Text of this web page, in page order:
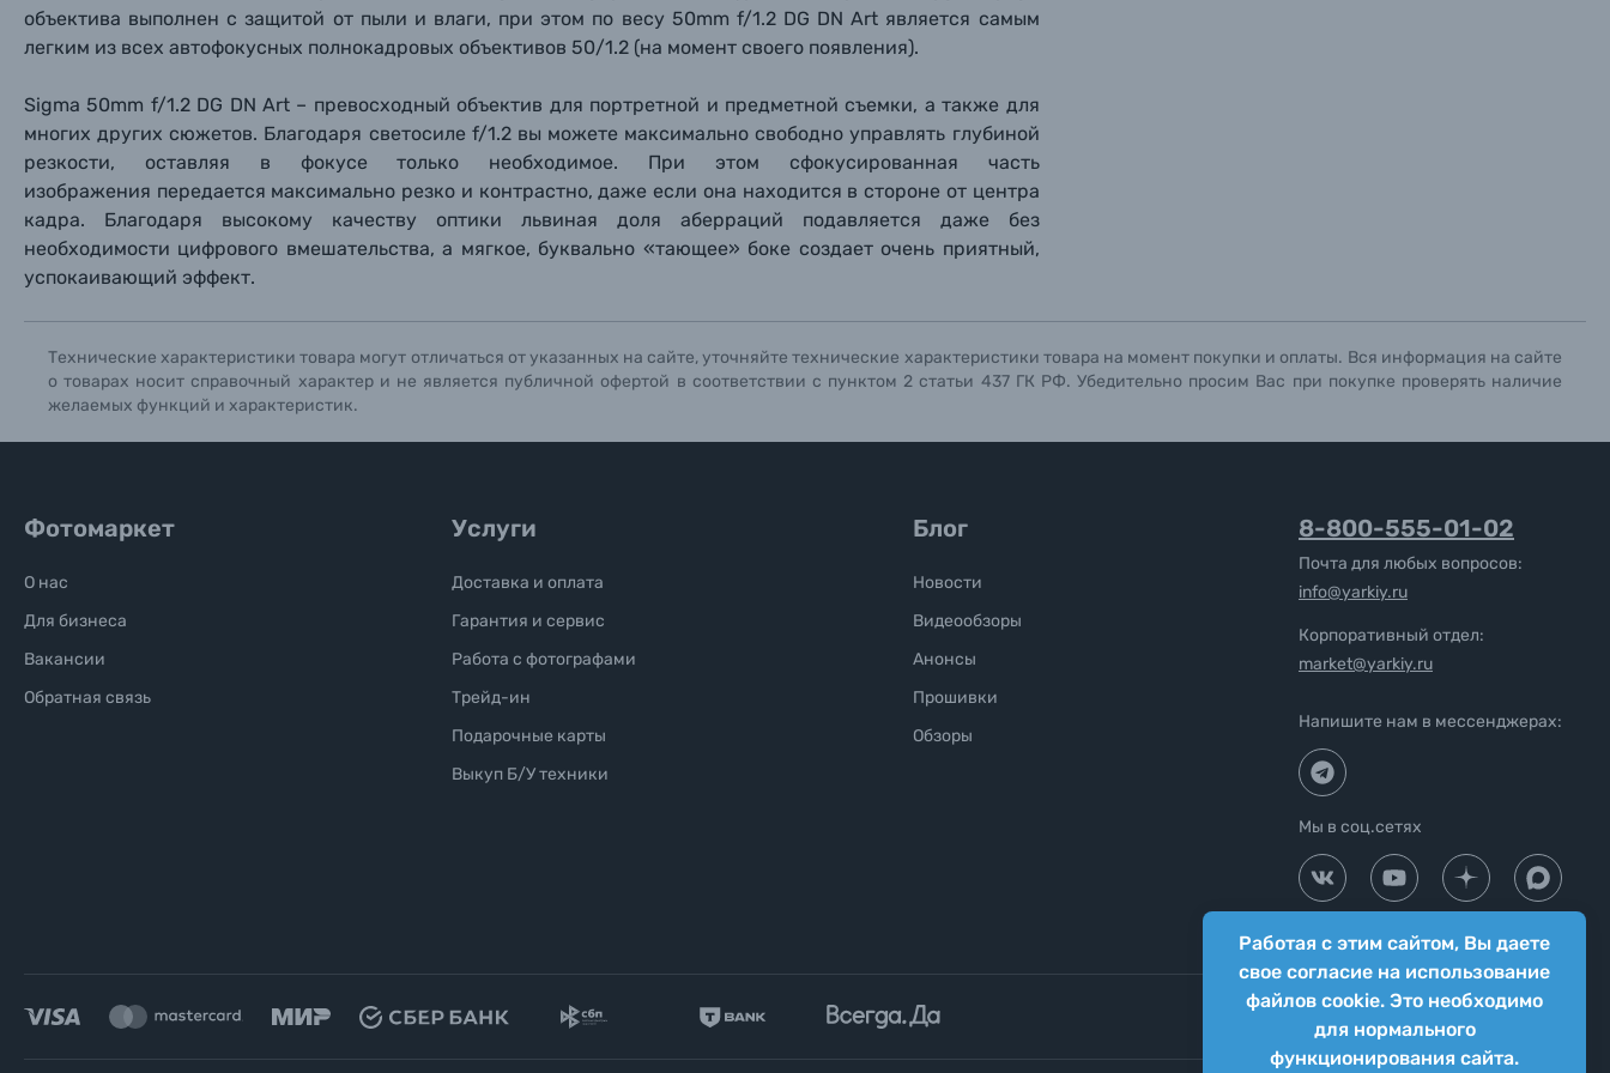
Уценённые товары
объектива выполнен с защитой от пыли и влаги, при этом по весу 50mm f/1.2 DG DN Art является самым
легким из всех автофокусных полнокадровых объективов 50/1.2 (на момент своего появления).
Sigma 50mm f/1.2 DG DN Art – превосходный объектив для портретной и предметной съемки, а также для
многих других сюжетов. Благодаря светосиле f/1.2 вы можете максимально свободно управлять глубиной
резкости, оставляя в фокусе только необходимое. При этом сфокусированная часть
изображения передается максимально резко и контрастно, даже если она находится в стороне от центра
кадра. Благодаря высокому качеству оптики львиная доля аберраций подавляется даже без
необходимости цифрового вмешательства, а мягкое, буквально «тающее» боке создает очень приятный,
успокаивающий эффект.
Технические характеристики товара могут отличаться от указанных на сайте, уточняйте технические характеристики товара на момент покупки и оплаты. Вся информация на сайте
о товарах носит справочный характер и не является публичной офертой в соответствии с пунктом 2 статьи 437 ГК РФ. Убедительно просим Вас при покупке проверять наличие
желаемых функций и характеристик.
Работая с этим сайтом, Вы даете
свое согласие на использование
файлов cookie. Это необходимо
для нормального
функционирования сайта.
Фотомаркет
О нас
Для бизнеса
Вакансии
Обратная связь
Услуги
Доставка и оплата
Гарантия и сервис
Работа с фотографами
Трейд-ин
Подарочные карты
Выкуп Б/У техники
Блог
Новости
Видеообзоры
Анонсы
Прошивки
Обзоры
8-800-555-01-02
Почта для любых вопросов:
info@yarkiy.ru
Корпоративный отдел:
market@yarkiy.ru
Напишите нам в мессенджерах:
Мы в соц.сетях